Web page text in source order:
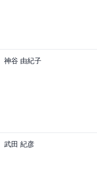
神谷 由紀子
武田 紀彦